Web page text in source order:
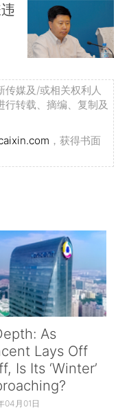
传媒及/或相关权利人
转载、摘编、复制及
，获得书面
As
Lays Off
Is Its ‘Winter’
04月01日